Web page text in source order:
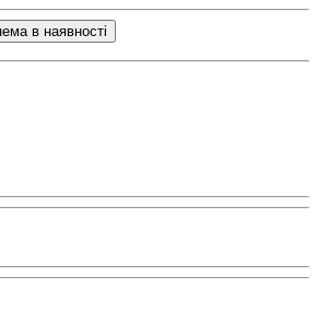
в наявності